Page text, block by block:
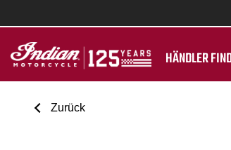
HÄNDLER
Zurück